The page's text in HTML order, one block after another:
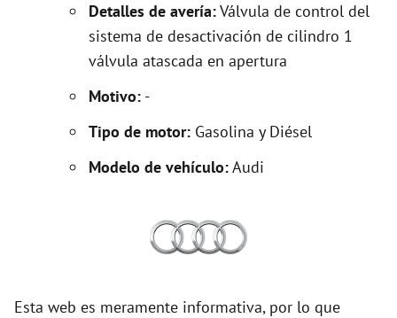
Detalles de avería:Válvula de control del
sistema de desactivación de cilindro 1
válvula atascada en apertura
Motivo: -
Tipo de motor: Gasolina y Diésel
Modelo de vehículo:Audi
Esta web es meramente informativa, por lo que